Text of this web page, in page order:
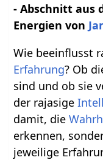
- Abschnitt aus
Energien von
Wie beeinflusst
Erfahrung? Ob
sind und ob sie
der rajasige
damit, die
erkennen,
jeweilige